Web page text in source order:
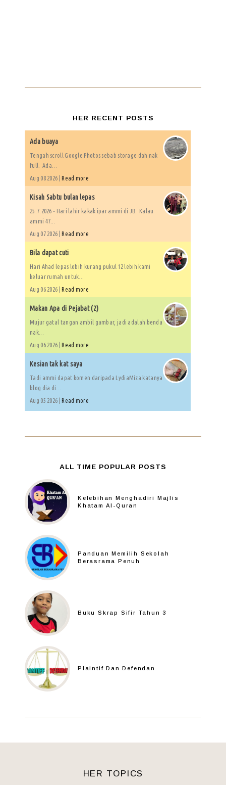
HER RECENT POSTS
Ada buaya
Tengah scroll Google Photos sebab storage dah nak
full. Ada...
Aug 08 2026 |Read more
Kisah Sabtu bulan lepas
25.7.2026 - Hari lahir kakak ipar ammi di JB. Kalau
ammi 47...
Aug 07 2026 |Read more
Bila dapat cuti
Hari Ahad lepas lebih kurang pukul 12 lebih kami
keluar rumah untuk...
Aug 06 2026 |Read more
Makan Apa di Pejabat (2)
Mujur gatal tangan ambil gambar, jadi adalah benda
nak...
Aug 06 2026 |Read more
Kesian tak kat saya
Tadi ammi dapat komen daripada LydiaMiza katanya
blog dia di...
Aug 05 2026 |Read more
ALL TIME POPULAR POSTS
Kelebihan Menghadiri Majlis
Khatam Al-Quran
Panduan Memilih Sekolah
Berasrama Penuh
Buku Skrap Sifir Tahun 3
Plaintif Dan Defendan
HER TOPICS